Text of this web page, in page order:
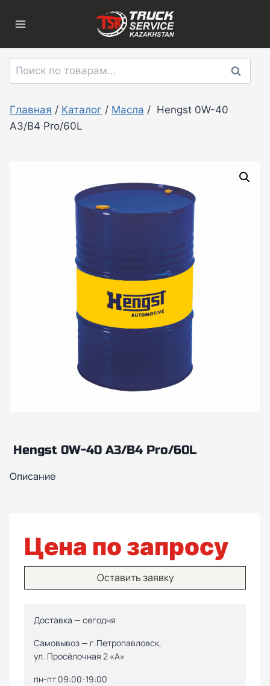
Искать: Поиск
Главная / Каталог / Масла / Hengst 0W-40
A3/B4 Pro/60L
Hengst 0W-40 A3/B4 Pro/60L
Описание
Цена по запросу
Оставить заявку
Доставка — сегодня
Самовывоз — г.Петропавловск,
ул. Просёлочная 2 «А»
пн-пт 09:00-19:00